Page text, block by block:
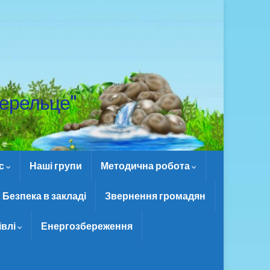
Наші групи Методична робота
Безпека в закладі Звернення громадян
Енергозбереження